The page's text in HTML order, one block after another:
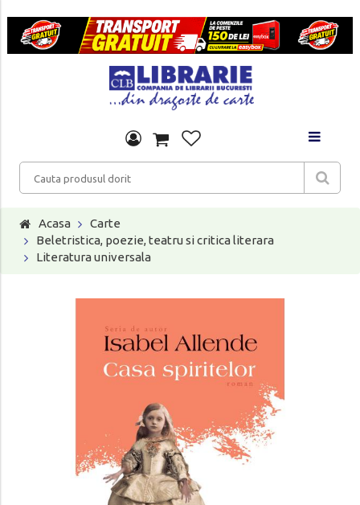
Acasa
Carte
Beletristica, poezie, teatru si critica literara
Literatura universala